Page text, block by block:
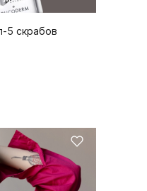
5 скрабов